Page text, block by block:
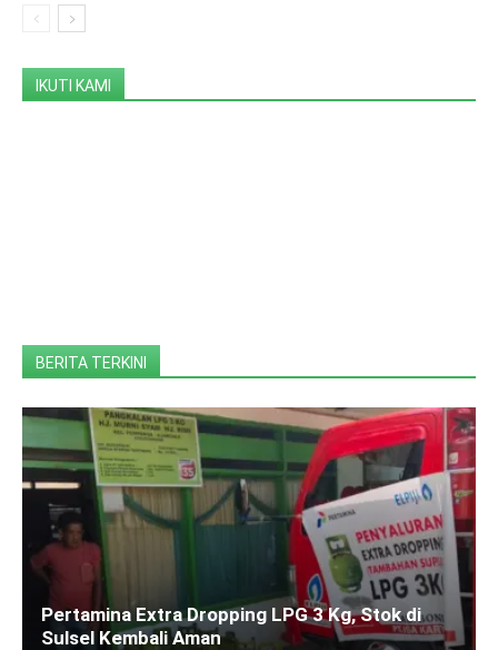
IKUTI KAMI
BERITA TERKINI
Pertamina Extra Dropping LPG 3 Kg, Stok di
Sulsel Kembali Aman